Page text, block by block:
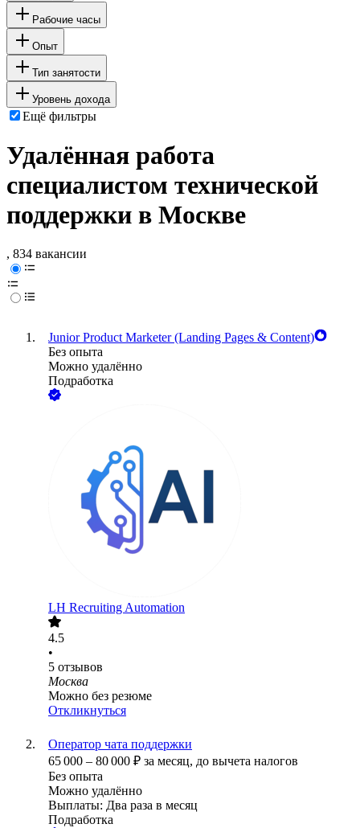
Рабочие часы
Опыт
Тип занятости
Уровень дохода
Ещё фильтры
Удалённая работа
специалистом технической
поддержки в Москве
, 834 вакансии
Junior Product Marketer (Landing Pages & Content)
Без опыта
Можно удалённо
Подработка
LH Recruiting Automation
4.5
•
5 отзывов
Москва
Можно без резюме
Откликнуться
Оператор чата поддержки
65 000 – 80 000 ₽ за месяц, до вычета налогов
Без опыта
Можно удалённо
Выплаты: Два раза в месяц
Подработка